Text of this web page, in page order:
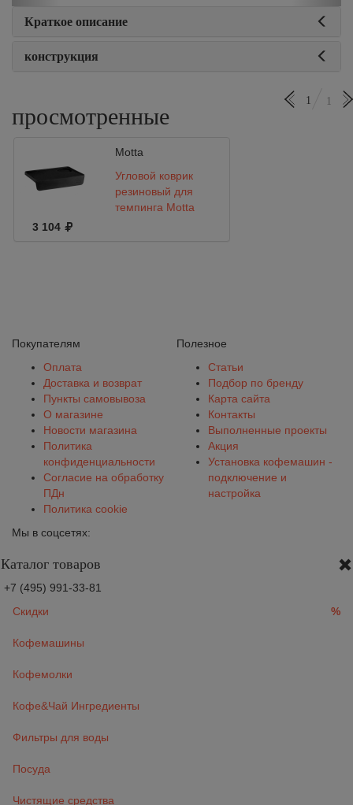
Краткое описание
конструкция
просмотренные
1 1
Motta
Угловой коврик
резиновый для
темпинга Motta
3 104
Покупателям
Оплата
Доставка и возврат
Пункты самовывоза
О магазине
Новости магазина
Политика
конфиденциальности
Согласие на обработку
ПДн
Политика cookie
Полезное
Статьи
Подбор по бренду
Карта сайта
Контакты
Выполненные проекты
Акция
Установка кофемашин -
подключение и
настройка
Мы в соцсетях:
Каталог товаров
+7 (495) 991-33-81
Скидки
%
Кофемашины
Кофемолки
Кофе&Чай Ингредиенты
Фильтры для воды
Посуда
Чистящие средства